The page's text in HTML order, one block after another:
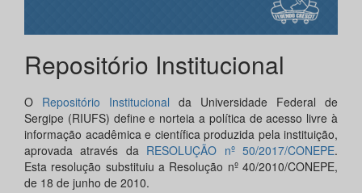
Repositório Institucional
O Repositório Institucional da Universidade Federal de
Sergipe (RIUFS) define e norteia a política de acesso livre à
informação acadêmica e científica produzida pela instituição,
aprovada através da RESOLUÇÃO nº 50/2017/CONEPE.
Esta resolução substituiu a Resolução nº 40/2010/CONEPE,
de 18 de junho de 2010.